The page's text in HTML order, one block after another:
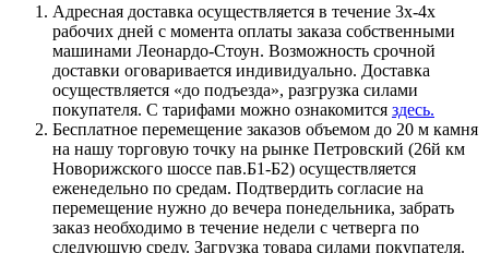
Адресная доставка осуществляется в течение 3х-4х
рабочих дней с момента оплаты заказа собственными
машинами Леонардо-Стоун. Возможность срочной
доставки оговаривается индивидуально. Доставка
осуществляется «до подъезда», разгрузка силами
покупателя. С тарифами можно ознакомится здесь.
Бесплатное перемещение заказов объемом до 20 м камня
на нашу торговую точку на рынке Петровский (26й км
Новорижского шоссе пав.Б1-Б2) осуществляется
еженедельно по средам. Подтвердить согласие на
перемещение нужно до вечера понедельника, забрать
заказ необходимо в течение недели с четверга по
следующую среду. Загрузка товара силами покупателя.